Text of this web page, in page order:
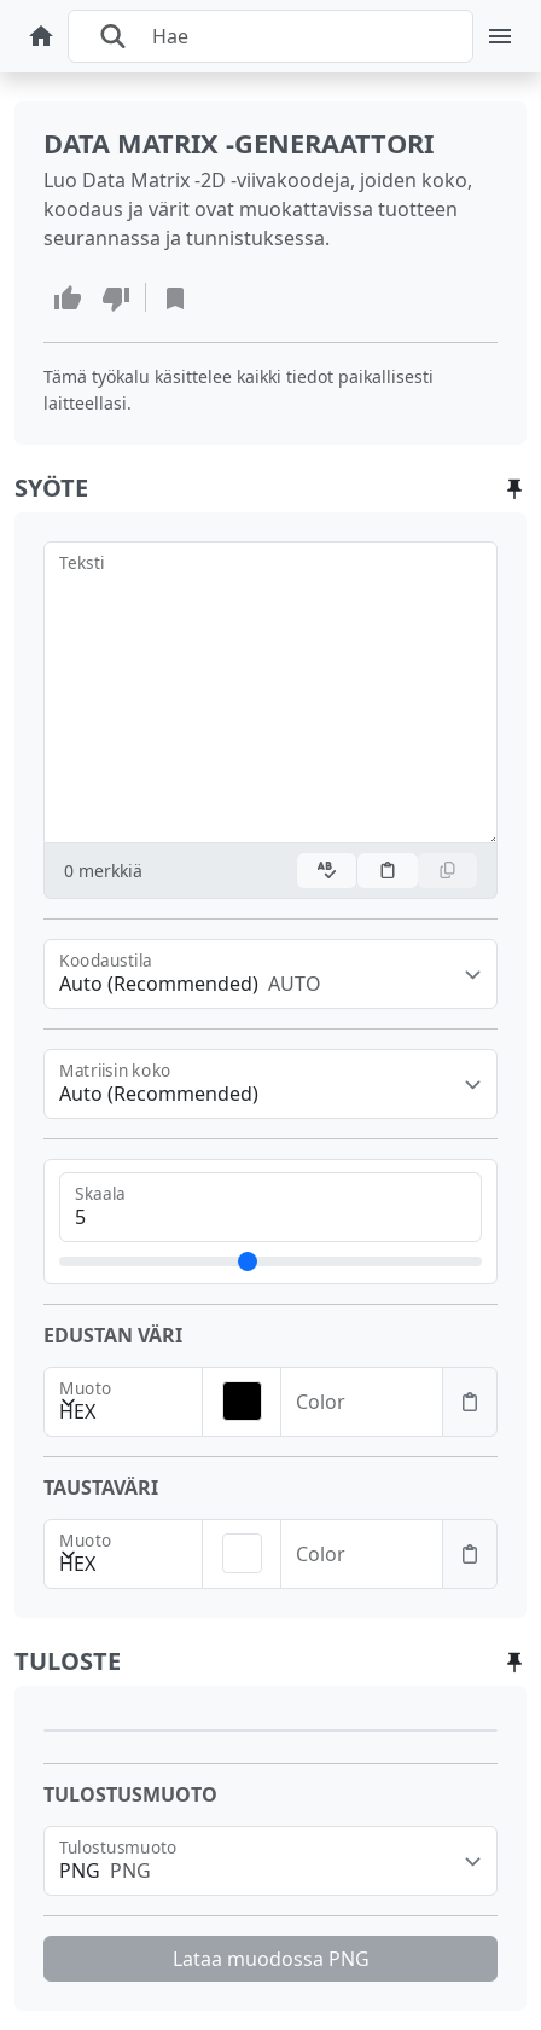
DATA MATRIX -GENERAATTORI
Luo Data Matrix -2D -viivakoodeja, joiden koko,
koodaus ja värit ovat muokattavissa tuotteen
seurannassa ja tunnistuksessa.
Tämä työkalu käsittelee kaikki tiedot paikallisesti
laitteellasi.
SYÖTE
Teksti
0 merkkiä
Auto (Recommended) AUTO
Koodaustila
Auto (Recommended)
Matriisin koko
Skaala
EDUSTAN VÄRI
HEX
Muoto
Color
TAUSTAVÄRI
HEX
Muoto
Color
TULOSTE
TULOSTUSMUOTO
PNG PNG
Tulostusmuoto
Lataa muodossa PNG